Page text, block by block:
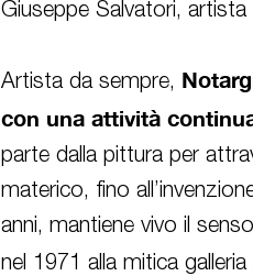
Giuseppe Salvatori, artista
Artista da sempre,
con una attività
parte dalla pittura per
materico, fino
anni, mantiene vivo il
nel 1971 alla mitica galleria